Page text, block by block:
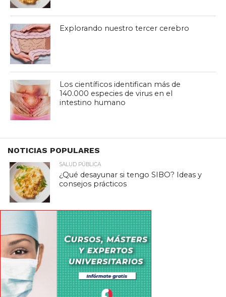
Explorando nuestro tercer cerebro
Los científicos identifican más de
140.000 especies de virus en el
intestino humano
NOTICIAS POPULARES
SALUD PÚBLICA
¿Qué desayunar si tengo SIBO? Ideas y
consejos prácticos